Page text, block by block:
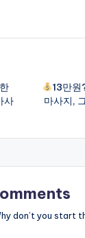
사
13만원
마사지,
don’t you start